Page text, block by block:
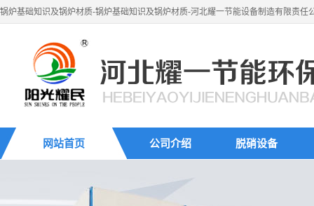
锅炉基础知识及锅炉材质-锅炉基础知识及锅炉材质-河北耀一节能设备制造有限责任
网站首页 公司介绍 脱硝设备